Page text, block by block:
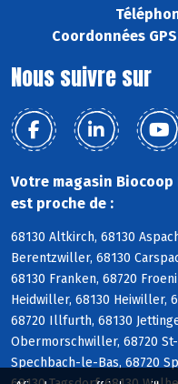
Coordonnées
Nous suivre sur
Votre magasin Biocoop
est proche de :
68130 Altkirch, 68130
Berentzwiller, 68130
68130 Franken, 68720
Heidwiller, 68130 Heiwiller,
68720 Illfurth, 68130
Obermorschwiller, 68720
Spechbach-le-Bas, 68720